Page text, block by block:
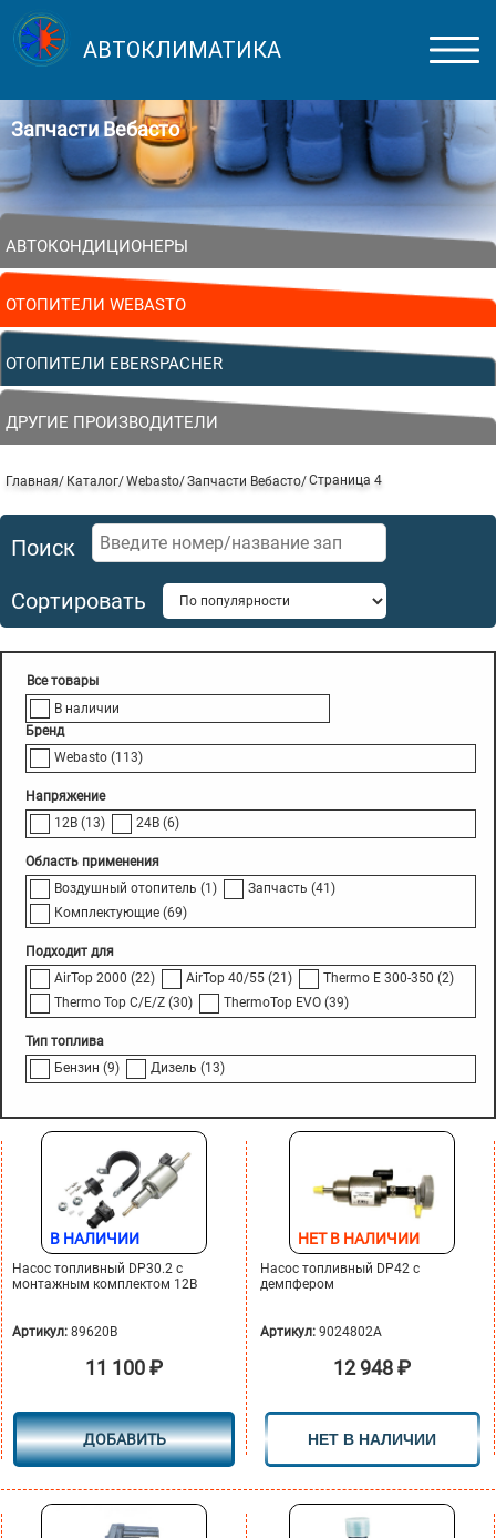
АВТОКЛИМАТИКА
Запчасти Вебасто
АВТОКОНДИЦИОНЕРЫ
ОТОПИТЕЛИ WEBASTO
ОТОПИТЕЛИ EBERSPACHER
ДРУГИЕ ПРОИЗВОДИТЕЛИ
Главная Каталог Webasto Запчасти Вебасто Страница 4
Поиск
Сортировать
В наличии
Бренд
Webasto (113)
Напряжение
12В (13) 24В (6)
Область применения
Воздушный отопитель (1) Запчасть (41)
Комплектующие (69)
Подходит для
AirTop 2000 (22) AirTop 40/55 (21) Thermo E 300-350 (2)
Thermo Top C/E/Z (30) ThermoTop EVO (39)
Тип топлива
Бензин (9) Дизель (13)
В НАЛИЧИИ
Насос топливный DP30.2 с
монтажным комплектом 12В
Артикул: 89620B
11 100₽
ДОБАВИТЬ
НЕТ В НАЛИЧИИ
Насос топливный DP42 с
демпфером
Артикул: 9024802A
12 948₽
НЕТ В НАЛИЧИИ